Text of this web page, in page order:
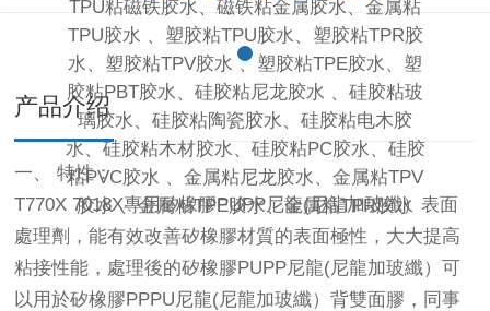
产品介绍
一、 特性：
T770X 7018X專用矽橡膠PUPP尼龍(尼龍加玻纖）表面
處理劑，能有效改善矽橡膠材質的表面極性，大大提高
粘接性能，處理後的矽橡膠PUPP尼龍(尼龍加玻纖）可
以用於矽橡膠PPPU尼龍(尼龍加玻纖）背雙面膠，同事